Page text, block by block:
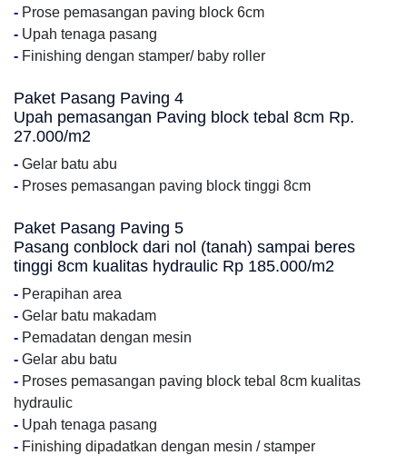
- Prose pemasangan paving block 6cm
- Upah tenaga pasang
- Finishing dengan stamper/ baby roller
Paket Pasang Paving 4
Upah pemasangan Paving block tebal 8cm Rp.
27.000/m2
- Gelar batu abu
- Proses pemasangan paving block tinggi 8cm
Paket Pasang Paving 5
Pasang conblock dari nol (tanah) sampai beres
tinggi 8cm kualitas hydraulic Rp 185.000/m2
- Perapihan area
- Gelar batu makadam
- Pemadatan dengan mesin
- Gelar abu batu
- Proses pemasangan paving block tebal 8cm kualitas
hydraulic
- Upah tenaga pasang
- Finishing dipadatkan dengan mesin / stamper